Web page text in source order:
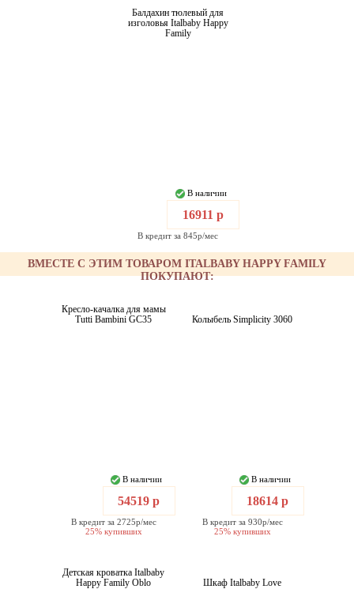
Балдахин тюлевый для
изголовья Italbaby Happy
Family
В наличии
16911 р
В кредит за 845р/мес
ВМЕСТЕ С ЭТИМ ТОВАРОМ ITALBABY HAPPY FAMILY
ПОКУПАЮТ:
Кресло-качалка для мамы
Tutti Bambini GC35
В наличии
54519 р
В кредит за 2725р/мес
25% купивших
Колыбель Simplicity 3060
В наличии
18614 р
В кредит за 930р/мес
25% купивших
Детская кроватка Italbaby
Happy Family Oblo
Шкаф Italbaby Love